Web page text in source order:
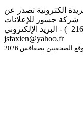
الكترونية تصدر عن
شركة جسور للإعلانات
للإتصال أو نشر الردود الهاتف 54779966 (216+) - البريد الإلكتروني
jsfaxien@yahoo.fr
الصحفيين بصفاقس 2026